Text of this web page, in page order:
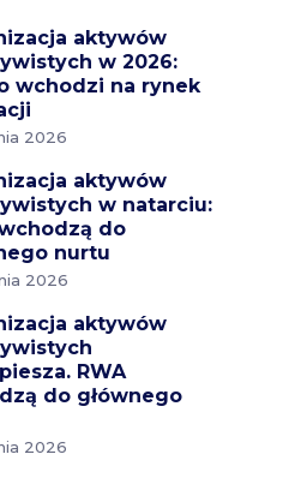
aktywów
w 2026:
wchodzi na rynek
2026
aktywów
w natarciu:
wchodzą do
nurtu
2026
aktywów
RWA
do głównego
2026